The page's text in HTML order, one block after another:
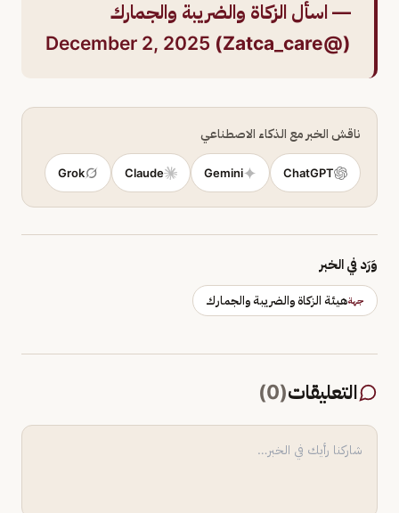
— اسأل الزكاة والضريبة والجمارك
(@Zatca_care)
December 2, 2025
ناقش الخبر مع الذكاء الاصطناعي
ChatGPT
Gemini
Claude
Grok
وَرَد في الخبر
جهةهيئة الزكاة والضريبة والجمارك
التعليقات(
0
)